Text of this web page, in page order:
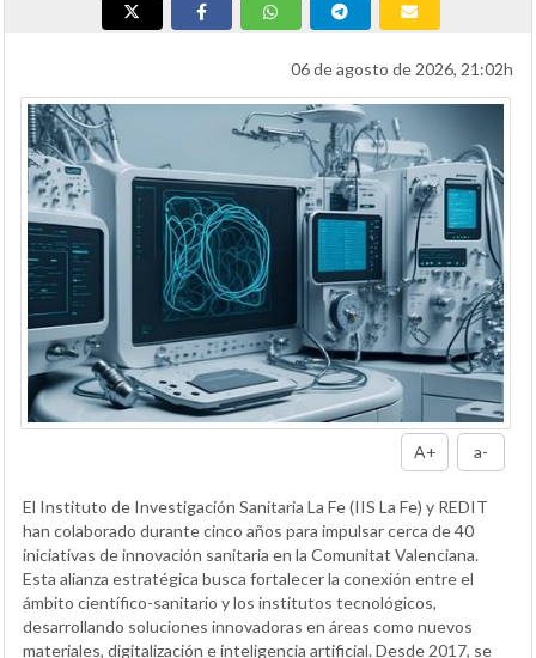
06 de agosto de 2026, 21:02h
A+ a-
El Instituto de Investigación Sanitaria La Fe (IIS La Fe) y REDIT
han colaborado durante cinco años para impulsar cerca de 40
iniciativas de innovación sanitaria en la Comunitat Valenciana.
Esta alianza estratégica busca fortalecer la conexión entre el
ámbito científico-sanitario y los institutos tecnológicos,
desarrollando soluciones innovadoras en áreas como nuevos
materiales, digitalización e inteligencia artificial. Desde 2017, se